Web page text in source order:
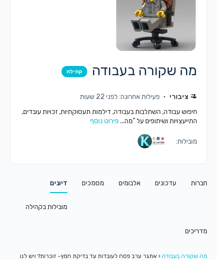
מה שקורה בעבודה קהילה
ציבורי
פעילות אחרונה: לפני 22 שעות
חיפוש עבודה, השתלבות בעבודה, דילמות תעסוקתיות, זכויות עובדים,
התייעצויות ושיתופים על "מה...פירוט נוסף
מובילות:
חברות עדכונים אלבומים מסמכים דיונים
מובילות בקהילה
מדריכים
מה שקורה בעבודה ‹ אתגר ערב פסח לעובדות עד בדיקת חמץ- זוכרות? ויש לנו